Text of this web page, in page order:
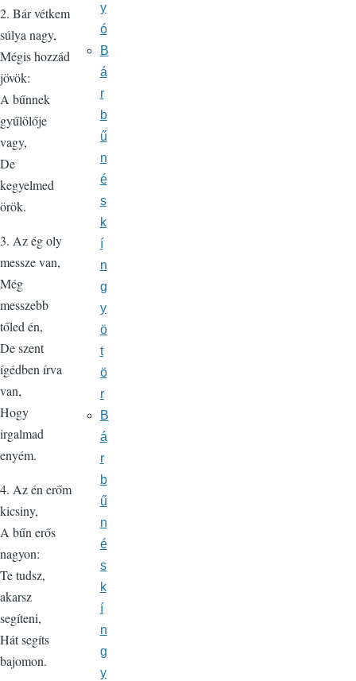
2. Bár vétkem
súlya nagy,
Mégis hozzád
jövök:
A bűnnek
gyűlölője
vagy,
De
kegyelmed
örök.
3. Az ég oly
messze van,
Még
messzebb
tőled én,
De szent
ígédben írva
van,
Hogy
irgalmad
enyém.
4. Az én erőm
kicsiny,
A bűn erős
nagyon:
Te tudsz,
akarsz
segíteni,
Hát segíts
bajomon.
y
ó
B
á
r
b
ű
n
é
s
k
í
n
g
y
ö
t
ö
r
B
á
r
b
ű
n
é
s
k
í
n
g
y